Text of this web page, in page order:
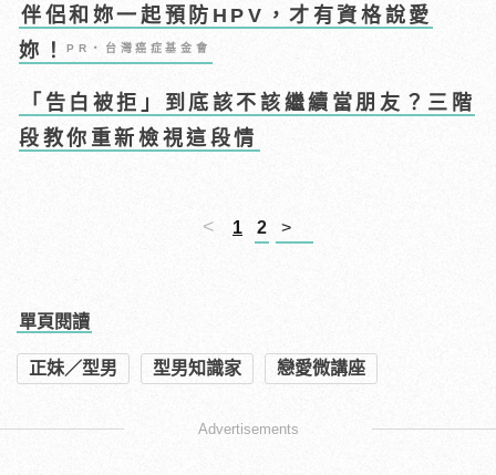
伴侶和妳一起預防HPV，才有資格說愛
妳！PR・台灣癌症基金會
「告白被拒」到底該不該繼續當朋友？三階
段教你重新檢視這段情
< 1 2 >
單頁閱讀
正妹／型男 型男知識家 戀愛微講座
Advertisements